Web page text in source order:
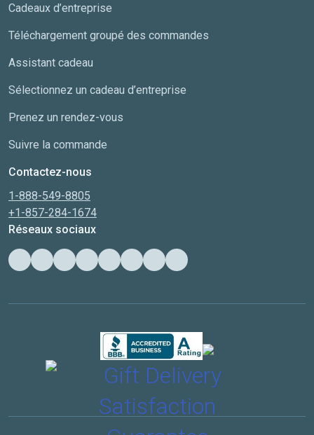
Cadeaux d’entreprise
Téléchargement groupé des commandes
Assistant cadeau
Sélectionnez un cadeau d’entreprise
Prenez un rendez-vous
Suivre la commande
Contactez-nous
1-888-549-8805
+1-857-284-1674
Réseaux sociaux